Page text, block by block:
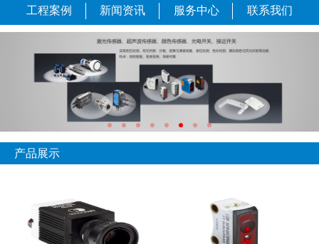
工程案例 新闻资讯 服务中心 联系我们
产品展示